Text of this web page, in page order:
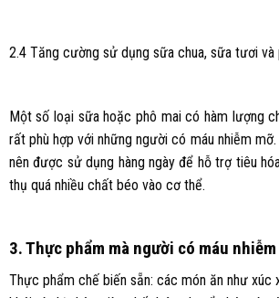
2.4 Tăng cường sử dụng sữa chua, sữa tươi và
Một số loại sữa hoặc phô mai có hàm lượng
rất phù hợp với những người có máu nhiễm
nên được sử dụng hàng ngày để hỗ trợ tiêu
thụ quá nhiều chất béo vào cơ thể.
3. Thực phẩm mà người có máu
Thực phẩm chế biến sẵn: các món ăn như xúc